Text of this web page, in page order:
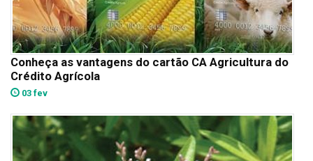
Conheça as vantagens do cartão CA Agricultura do
Crédito Agrícola
03 fev